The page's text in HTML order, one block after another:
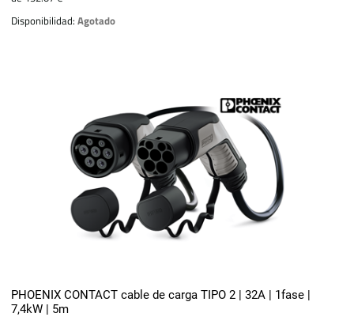
Disponibilidad:Agotado
PHOENIX CONTACT cable de carga TIPO 2 | 32A | 1fase |
7,4kW | 5m